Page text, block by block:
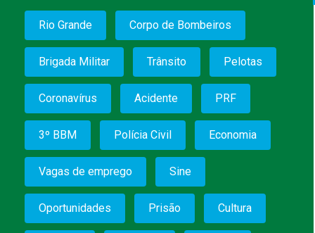
Rio Grande Corpo de Bombeiros
Brigada Militar Trânsito Pelotas
Coronavírus Acidente PRF
3º BBM Polícia Civil Economia
Vagas de emprego Sine
Oportunidades Prisão Cultura